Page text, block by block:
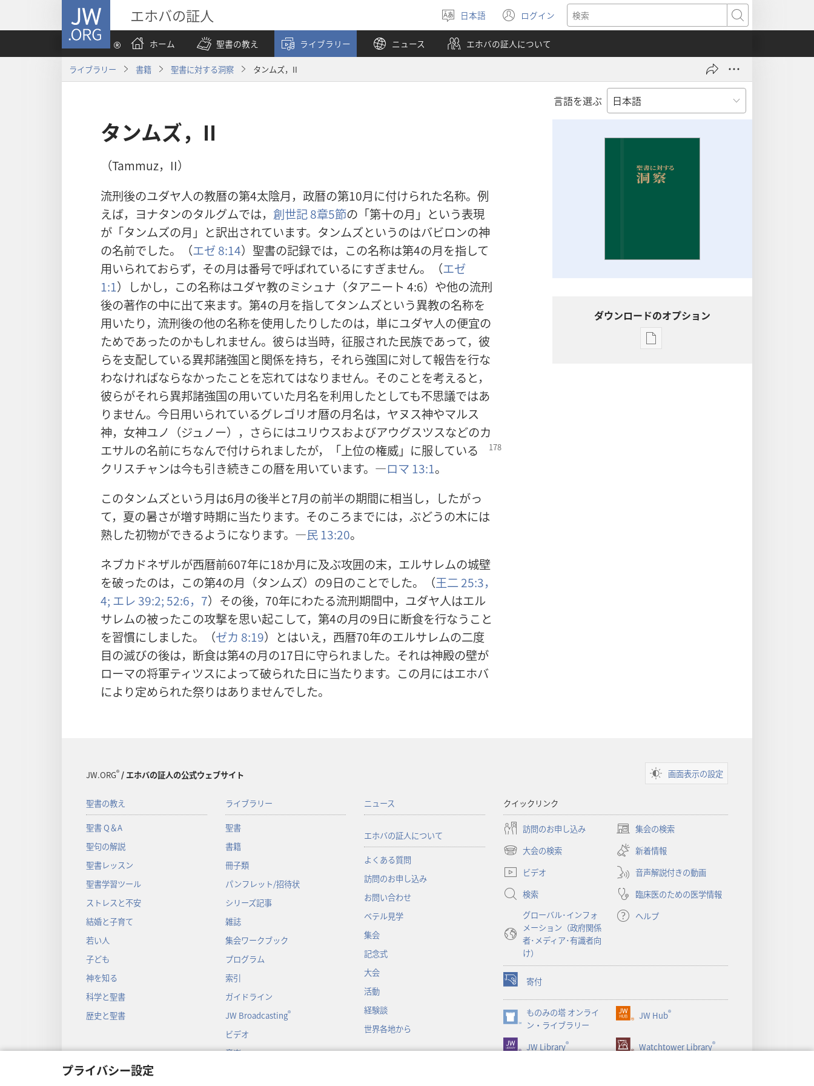
プライバシー設定
JW.ORG エホバの証人
言
語
を
選
日本語 ログイン
（新
し
い
タ
で
検
索
ホーム
聖書の教え ライブラリー ニュース エホバの証人について
ライブラリー 書籍 聖書に対する洞察 タンムズ，II
言語を選ぶ
タンムズ，II
（Tammuz，II）
流刑後のユダヤ人の教暦の第4太陰月，政暦の第10月に付けられた名称。例
えば，ヨナタンのタルグムでは， 創世記 8章5節の「第十の月」という表現
が「タンムズの月」と訳出されています。タンムズというのはバビロンの神
の名前でした。（エゼ 8:14）聖書の記録では，この名称は第4の月を指して
用いられておらず，その月は番号で呼ばれているにすぎません。（エゼ
1:1）しかし，この名称はユダヤ教のミシュナ（タアニート 4:6）や他の流刑
後の著作の中に出て来ます。第4の月を指してタンムズという異教の名称を
用いたり，流刑後の他の名称を使用したりしたのは，単にユダヤ人の便宜の
ためであったのかもしれません。彼らは当時，征服された民族であって，彼
らを支配している異邦諸強国と関係を持ち，それら強国に対して報告を行な
わなければならなかったことを忘れてはなりません。そのことを考えると，
彼らがそれら異邦諸強国の用いていた月名を利用したとしても不思議ではあ
りません。今日用いられているグレゴリオ暦の月名は，ヤヌス神やマルス
神，女神ユノ（ジュノー），さらにはユリウスおよびアウグスツスなどのカ
エサルの名前にちなんで付けられましたが，「上位の権威」に服している
クリスチャンは今も引き続きこの暦を用いています。―ロマ 13:1。
このタンムズという月は6月の後半と7月の前半の期間に相当し，したがっ
て，夏の暑さが増す時期に当たります。そのころまでには，ぶどうの木には
熟した初物ができるようになります。―民 13:20。
ネブカドネザルが西暦前607年に18か月に及ぶ攻囲の末，エルサレムの城壁
を破ったのは，この第4の月（タンムズ）の9日のことでした。（王二 25:3，
4; エレ 39:2;52:6，7）その後，70年にわたる流刑期間中，ユダヤ人はエル
サレムの被ったこの攻撃を思い起こして，第4の月の9日に断食を行なうこと
を習慣にしました。（ゼカ 8:19）とはいえ，西暦70年のエルサレムの二度
目の滅びの後は，断食は第4の月の17日に守られました。それは神殿の壁が
ローマの将軍ティツスによって破られた日に当たります。この月にはエホバ
により定められた祭りはありませんでした。
ダウンロードのオプション
出
JW.ORG®/ エホバの証人の公式ウェブサイト 画面表示の設定
聖書の教え
聖書 Q＆A
聖句の解説
聖書レッスン
聖書学習ツール
ストレスと不安
結婚と子育て
若い人
子ども
神を知る
科学と聖書
歴史と聖書
ライブラリー
聖書
書籍
冊子類
パンフレット/招待状
シリーズ記事
雑誌
集会ワークブック
プログラム
索引
ガイドライン
JW Broadcasting®
ビデオ
音楽
ニュース
エホバの証人について
よくある質問
訪問のお申し込み
お問い合わせ
ベテル見学
集会
記念式
大会
活動
経験談
世界各地から
クイックリンク
訪問のお申し込み 集会の検索
（新
し
い
タ
ブ
で
開
く）
大会の検索
（新
し
タ
開
新着情報
ビデオ
音声解説付きの動画
検索
臨床医のための医学情報
グローバル･インフォ
メーション（政府関係
者･メディア･有識者向
け）
ヘルプ
寄付
（新
し
い
タ
ブ
で
ものみの塔 オンライ
ン・ライブラリー
（新
し
い
JW Hub®
（新
い
JW Library® Watchtower Library®